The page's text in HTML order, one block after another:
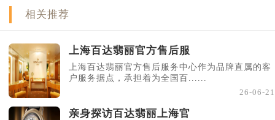
相关推荐
上海百达翡丽官方售后服
上海百达翡丽官方售后服务中心作为品牌直属的客
户服务据点，承担着为全国百......
26-06-21
亲身探访百达翡丽上海官